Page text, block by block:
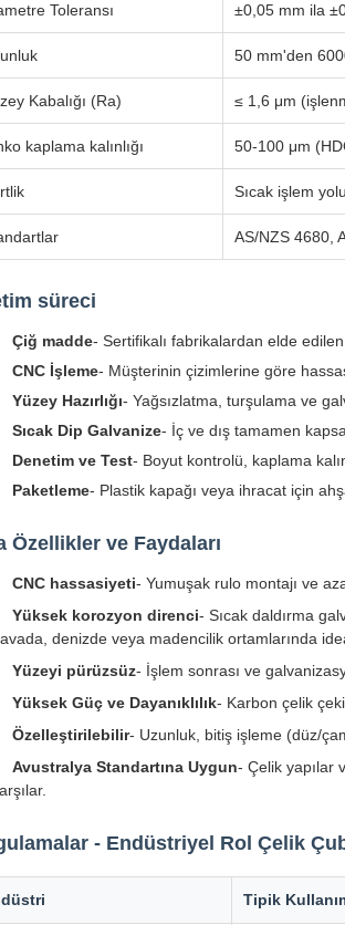
Toleransı ±0,05 mm ila
50 mm'den
Kabalığı (Ra) ≤ 1,6 μm
kaplama kalınlığı 50-100 μm
Sıcak işlem
AS/NZS 4680,
süreci
Çiğ madde- Sertifikalı fabrikalardan elde
CNC İşleme- Müşterinin çizimlerine göre
Yüzey Hazırlığı- Yağsızlatma, turşulama ve
Sıcak Dip Galvanize- İç ve dış tamamen
Denetim ve Test- Boyut kontrolü, kaplama
Paketleme- Plastik kapağı veya ihracat için
Özellikler ve Faydaları
CNC hassasiyeti- Yumuşak rulo montajı ve
Yüksek korozyon direnci- Sıcak daldırma
denizde veya madencilik ortamlarında
Yüzeyi pürüzsüz- İşlem sonrası ve
Yüksek Güç ve Dayanıklılık- Karbon çelik
Özelleştirilebilir- Uzunluk, bitiş işleme (düz/
Avustralya Standartına Uygun- Çelik yapılar
- Endüstriyel Rol Çelik
Tipik